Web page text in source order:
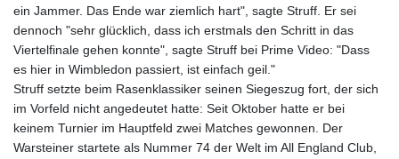
ein Jammer. Das Ende war ziemlich hart", sagte Struff. Er sei
dennoch "sehr glücklich, dass ich erstmals den Schritt in das
Viertelfinale gehen konnte", sagte Struff bei Prime Video: "Dass
es hier in Wimbledon passiert, ist einfach geil."
Struff setzte beim Rasenklassiker seinen Siegeszug fort, der sich
im Vorfeld nicht angedeutet hatte: Seit Oktober hatte er bei
keinem Turnier im Hauptfeld zwei Matches gewonnen. Der
Warsteiner startete als Nummer 74 der Welt im All England Club,